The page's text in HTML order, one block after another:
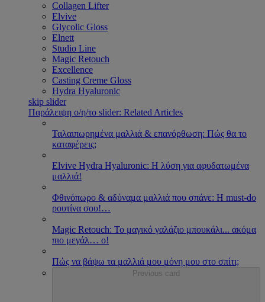
Collagen Lifter
Elvive
Glycolic Gloss
Elnett
Studio Line
Magic Retouch
Excellence
Casting Creme Gloss
Hydra Hyaluronic
skip slider
Παράλειψη ο/η/το slider: Related Articles
Ταλαιπωρημένα μαλλιά & επανόρθωση: Πώς θα το
καταφέρεις;
Εlvive Hydra Hyaluronic: H λύση για αφυδατωμένα
μαλλιά!
Φθινόπωρο & αδύναμα μαλλιά που σπάνε: Η must-do
ρουτίνα σου!…
Magic Retouch: Το μαγικό γαλάζιο μπουκάλι... ακόμα
πιο μεγάλ… ο!
Πώς να βάψω τα μαλλιά μου μόνη μου στο σπίτι;
Previous card